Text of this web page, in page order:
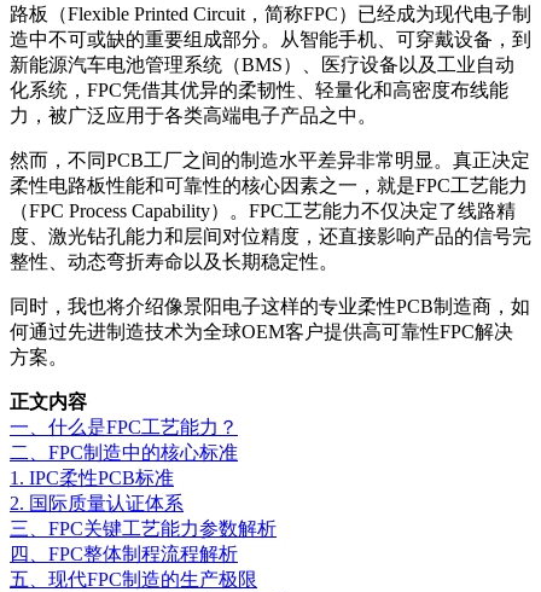
路板（Flexible Printed Circuit，简称FPC）已经成为现代电子制
造中不可或缺的重要组成部分。从智能手机、可穿戴设备，到
新能源汽车电池管理系统（BMS）、医疗设备以及工业自动
化系统，FPC凭借其优异的柔韧性、轻量化和高密度布线能
力，被广泛应用于各类高端电子产品之中。
然而，不同PCB工厂之间的制造水平差异非常明显。真正决定
柔性电路板性能和可靠性的核心因素之一，就是FPC工艺能力
（FPC Process Capability）。FPC工艺能力不仅决定了线路精
度、激光钻孔能力和层间对位精度，还直接影响产品的信号完
整性、动态弯折寿命以及长期稳定性。
同时，我也将介绍像景阳电子这样的专业柔性PCB制造商，如
何通过先进制造技术为全球OEM客户提供高可靠性FPC解决
方案。
正文内容
一、什么是FPC工艺能力？
二、FPC制造中的核心标准
1. IPC柔性PCB标准
2. 国际质量认证体系
三、FPC关键工艺能力参数解析
四、FPC整体制程流程解析
五、现代FPC制造的生产极限